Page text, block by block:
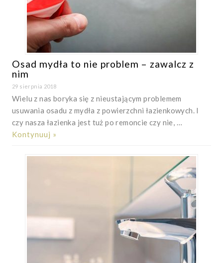
Osad mydła to nie problem – zawalcz z
nim
29 sierpnia 2018
Wielu z nas boryka się z nieustającym problemem
usuwania osadu z mydła z powierzchni łazienkowych. I
czy nasza łazienka jest tuż po remoncie czy nie, …
Kontynuuj »